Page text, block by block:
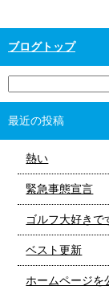
ブログトップ
最近の投稿
熱い
緊急事態宣言
ゴルフ大好きで
ベスト更新
ホームページを